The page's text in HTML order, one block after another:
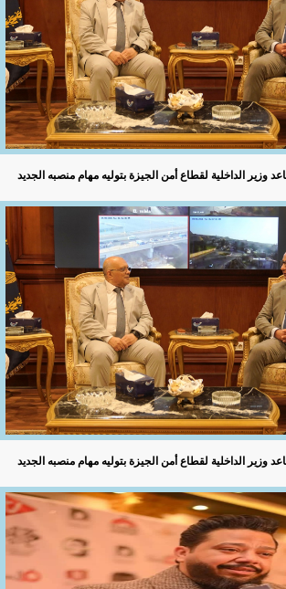
وزير الداخلية لقطاع أمن الجيزة بتوليه مهام منصبه الجديد
وزير الداخلية لقطاع أمن الجيزة بتوليه مهام منصبه الجديد